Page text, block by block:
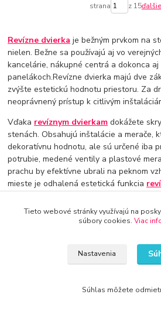
strana z 15ďalšie
Revízne dvierka je bežným prvkom na
nielen. Bežne sa používajú aj vo
kancelárie, nákupné centrá a dokonca
panelákoch.Revízne dvierka majú dve
zvýšte estetickú hodnotu priestoru. Za
neoprávnený prístup k citlivým
Vďaka revíznym dvierkam dokážete
stenách. Obsahujú inštalácie a merače,
dekoratívnu hodnotu, ale sú určené iba
potrubie, medené ventily a plastové
prachu by efektívne ubrali na peknom
mieste je odhalená estetická funkcia
úžitkové inštalácie. Dvere skrývajú
povrchom, čo vytvára estetický vzhľad
Revízne dvierka sú malé dvere, ktoré sa
alebo stropoch budov a slúžia na prístup
elektrickým rozvodniam. Tieto dvierka
Tieto webové stránky využívajú na
súbory cookies. Viac
Nastavenia
Súhlas môžete